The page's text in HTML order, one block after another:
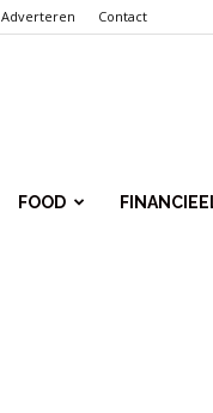
Adverteren Contact
FOOD